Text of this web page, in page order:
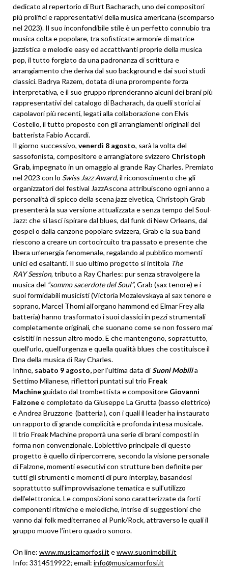
dedicato al repertorio di Burt Bacharach, uno dei compositori
più prolifici e rappresentativi della musica americana (scomparso
nel 2023). Il suo inconfondibile stile è un perfetto connubio tra
musica colta e popolare, tra sofisticate armonie di matrice
jazzistica e melodie easy ed accattivanti proprie della musica
pop, il tutto forgiato da una padronanza di scrittura e
arrangiamento che deriva dal suo background e dai suoi studi
classici. Badrya Razem, dotata di una prorompente forza
interpretativa, e il suo gruppo riprenderanno alcuni dei brani più
rappresentativi del catalogo di Bacharach, da quelli storici ai
capolavori più recenti, legati alla collaborazione con Elvis
Costello, il tutto proposto con gli arrangiamenti originali del
batterista Fabio Accardi.
Il giorno successivo, venerdì 8 agosto, sarà la volta del
sassofonista, compositore e arrangiatore svizzero Christoph
Grab, impegnato in un omaggio al grande Ray Charles. Premiato
nel 2023 con lo Swiss Jazz Award, il riconoscimento che gli
organizzatori del festival JazzAscona attribuiscono ogni anno a
personalità di spicco della scena jazz elvetica, Christoph Grab
presenterà la sua versione attualizzata e senza tempo del Soul-
Jazz: che si lasci ispirare dal blues, dal funk di New Orleans, dal
gospel o dalla canzone popolare svizzera, Grab e la sua band
riescono a creare un cortocircuito tra passato e presente che
libera un’energia fenomenale, regalando al pubblico momenti
unici ed esaltanti. Il suo ultimo progetto si intitola The
RAYSession, tributo a Ray Charles: pur senza stravolgere la
musica del “sommo sacerdote del Soul”, Grab (sax tenore) e i
suoi formidabili musicisti (Victoria Mozalevskaya al sax tenore e
soprano, Marcel Thomi all’organo hammond ed Elmar Frey alla
batteria) hanno trasformato i suoi classici in pezzi strumentali
completamente originali, che suonano come se non fossero mai
esistiti in nessun altro modo. E che mantengono, soprattutto,
quell’urlo, quell’urgenza e quella qualità blues che costituisce il
Dna della musica di Ray Charles.
Infine, sabato 9 agosto,per l’ultima data diSuoni Mobilia
Settimo Milanese, riflettori puntati sul trio Freak
Machineguidato dal trombettista e compositore Giovanni
Falzonee completato da Giuseppe La Grutta (basso elettrico)
e Andrea Bruzzone (batteria ), con i quali il leader ha instaurato
un rapporto di grande complicità e profonda intesa musicale.
Il trio Freak Machine proporrà una serie di brani composti in
forma non convenzionale. L’obiettivo principale di questo
progetto è quello di ripercorrere, secondo la visione personale
di Falzone, momenti esecutivi con strutture ben definite per
tutti gli strumenti e momenti di puro interplay, basandosi
soprattutto sull’improvvisazione tematica e sull’utilizzo
dell’elettronica. Le composizioni sono caratterizzate da forti
componenti ritmiche e melodiche, intrise di suggestioni che
vanno dal folk mediterraneo al Punk/Rock, attraverso le quali il
gruppo muove l’intero quadro sonoro.
On line: www.musicamorfosi.it ewww.suonimobili.it
Info: 3314519922; email: info@musicamorfosi.it